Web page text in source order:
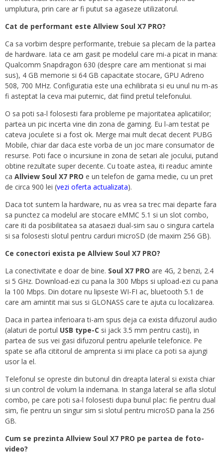
umplutura, prin care ar fi putut sa agaseze utilizatorul.
Cat de performant este Allview Soul X7 PRO?
Ca sa vorbim despre performante, trebuie sa plecam de la partea
de hardware. Iata ce am gasit pe modelul care mi-a picat in mana:
Qualcomm Snapdragon 630 (despre care am mentionat si mai
sus), 4 GB memorie si 64 GB capacitate stocare, GPU Adreno
508, 700 MHz. Configuratia este una echilibrata si eu unul nu m-as
fi asteptat la ceva mai puternic, dat fiind pretul telefonului.
O sa poti sa-l folosesti fara probleme pe majoritatea aplicatiilor;
partea un pic incerta vine din zona de gaming. Eu l-am testat pe
cateva joculete si a fost ok. Merge mai mult decat decent PUBG
Mobile, chiar dar daca este vorba de un joc mare consumator de
resurse. Poti face o incursiune in zona de setari ale jocului, putand
obtine rezultate super decente. Cu toate astea, iti readuc aminte
ca Allview Soul X7 PRO e un telefon de gama medie, cu un pret
de circa 900 lei (vezi oferta actualizata).
Daca tot suntem la hardware, nu as vrea sa trec mai departe fara
sa punctez ca modelul are stocare eMMC 5.1 si un slot combo,
care iti da posibilitatea sa atasaezi dual-sim sau o singura cartela
si sa folosesti slotul pentru carduri microSD (de maxim 256 GB).
Ce conectori exista pe Allview Soul X7 PRO?
La conectivitate e doar de bine. Soul X7 PRO are 4G, 2 benzi, 2.4
si 5 GHz. Download-ezi cu pana la 300 Mbps si upload-ezi cu pana
la 100 Mbps. Din dotare nu lipseste WI-FI ac, bluetooth 5.1 de
care am amintit mai sus si GLONASS care te ajuta cu localizarea.
Daca in partea inferioara ti-am spus deja ca exista difuzorul audio
(alaturi de portul USB type-C si jack 3.5 mm pentru casti), in
partea de sus vei gasi difuzorul pentru apelurile telefonice. Pe
spate se afla cititorul de amprenta si imi place ca poti sa ajungi
usor la el.
Telefonul se opreste din butonul din dreapta lateral si exista chiar
si un control de volum la indemana. In stanga lateral se afla slotul
combo, pe care poti sa-l folosesti dupa bunul plac: fie pentru dual
sim, fie pentru un singur sim si slotul pentru microSD pana la 256
GB.
Cum se prezinta Allview Soul X7 PRO pe partea de foto-
video?